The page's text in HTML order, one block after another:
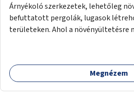
Árnyékoló szerkezetek, lehetőleg
befuttatott pergolák, lugasok
területeken. Ahol a növényültetésre
Megnézem